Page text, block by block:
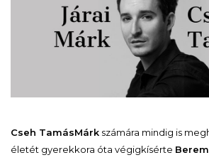
Cseh TamásMárk számára mindig is
életét gyerekkora óta végigkísérte